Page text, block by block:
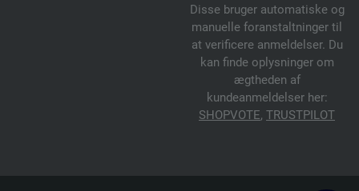
Disse bruger automatiske og
manuelle foranstaltninger til
at verificere anmeldelser. Du
kan finde oplysninger om
ægtheden af
kundeanmeldelser her:
SHOPVOTE, TRUSTPILOT